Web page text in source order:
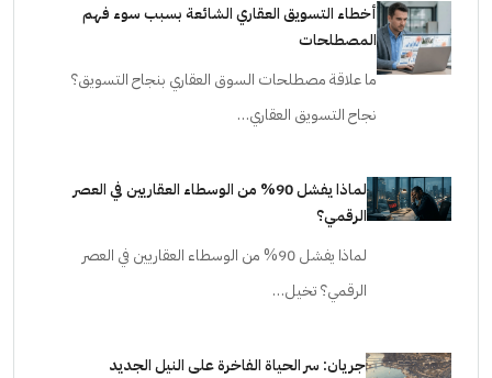
أخطاء التسويق العقاري الشائعة بسبب سوء فهم
المصطلحات
ما علاقة مصطلحات السوق العقاري بنجاح التسويق؟
نجاح التسويق العقاري…
لماذا يفشل 90% من الوسطاء العقاريين في العصر
الرقمي؟
لماذا يفشل 90% من الوسطاء العقاريين في العصر
الرقمي؟ تخيل…
جريان: سر الحياة الفاخرة على النيل الجديد